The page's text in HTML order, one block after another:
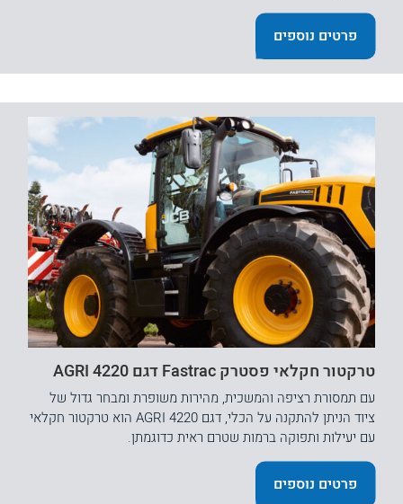
פרטים נוספים
טרקטור חקלאי פסטרק Fastrac דגם 4220 AGRI
עם תמסורת רציפה והמשכית, מהירות משופרת ומבחר גדול של
ציוד הניתן להתקנה על הכלי, דגם 4220 AGRI הוא טרקטור חקלאי
עם יעילות ותפוקה ברמות שטרם ראית כדוגמתן.
פרטים נוספים